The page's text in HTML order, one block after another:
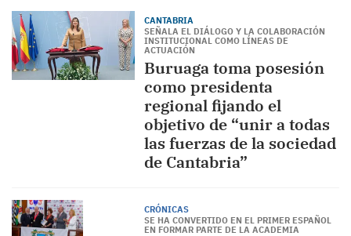
CANTABRIA
SEÑALA EL DIÁLOGO Y LA COLABORACIÓN
INSTITUCIONAL COMO LÍNEAS DE
ACTUACIÓN
Buruaga toma posesión
como presidenta
regional fijando el
objetivo de “unir a todas
las fuerzas de la sociedad
de Cantabria”
CRÓNICAS
SE HA CONVERTIDO EN EL PRIMER ESPAÑOL
EN FORMAR PARTE DE LA ACADEMIA